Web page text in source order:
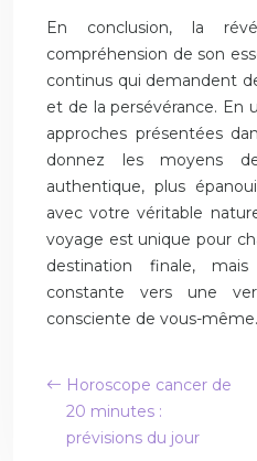
En conclusion, la
compréhension de son
continus qui demandent
et de la persévérance. En
approches présentées
donnez les moyens
authentique, plus
avec votre véritable
voyage est unique pour
destination finale,
constante vers une
consciente de vous-même.
Horoscope cancer de
20 minutes :
prévisions du jour